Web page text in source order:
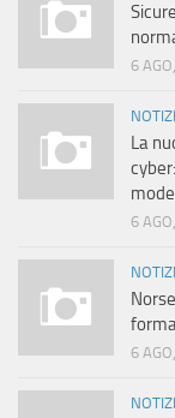
6
La
6
6